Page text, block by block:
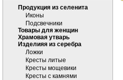
Продукция из селенита
Иконы
Подсвечники
Товары для женщин
Храмовая утварь
Изделияя из серебра
Ложки
Кресты литые
Кресты мощевики
Кресты с камнями